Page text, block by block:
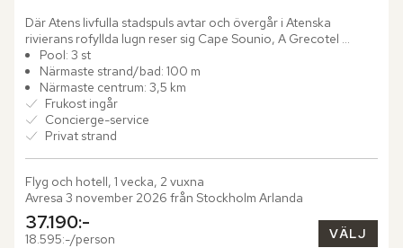
Där Atens livfulla stadspuls avtar och övergår i Atenska
rivierans rofyllda lugn reser sig Cape Sounio, A Grecotel
Resort to Live. Hotellet ligger inbäddat i en grönskande bukt
vid...
Pool: 3 st
Närmaste strand/bad: 100 m
Närmaste centrum: 3,5 km
Frukost ingår
Concierge-service
Privat strand
Flyg och hotell, 1 vecka, 2 vuxna
Avresa 3 november 2026 från Stockholm Arlanda
37.190:-
18.595:-/person VÄLJ